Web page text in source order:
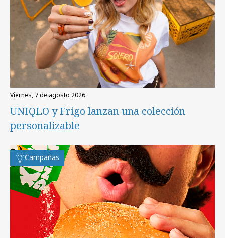
viernes, 7 de agosto 2026
UNIQLO y Frigo lanzan una colección
personalizable
Campañas